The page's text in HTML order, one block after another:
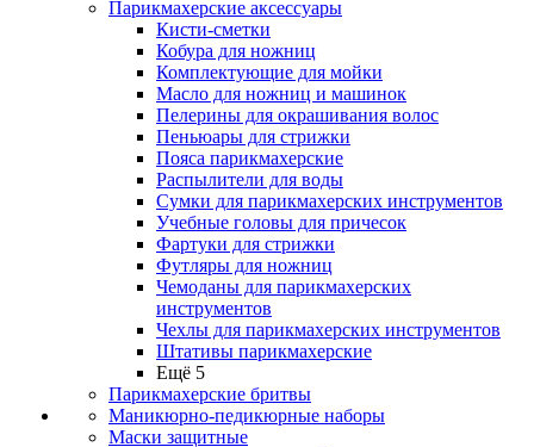
Парикмахерские аксессуары
Кисти-сметки
Кобура для ножниц
Комплектующие для мойки
Масло для ножниц и машинок
Пелерины для окрашивания волос
Пеньюары для стрижки
Пояса парикмахерские
Распылители для воды
Сумки для парикмахерских инструментов
Учебные головы для причесок
Фартуки для стрижки
Футляры для ножниц
Чемоданы для парикмахерских
инструментов
Чехлы для парикмахерских инструментов
Штативы парикмахерские
Ещё 5
Парикмахерские бритвы
Маникюрно-педикюрные наборы
Маски защитные